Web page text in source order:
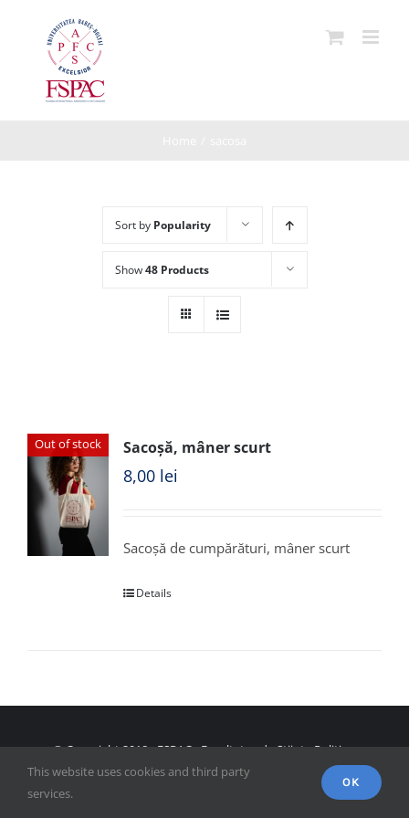
Sort by Popularity
Show48 Products
Out of stock Sacoșă, mâner scurt
8,00 lei
Sacoșă de cumpărături, mâner scurt
Details
© Copyright 2018 - FSPAC - Facultatea de Științe Politice,
Administrative și ale Comunicării
This website uses cookies and third party
services.
OK